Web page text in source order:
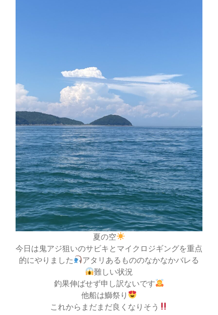
夏の空
今日は鬼アジ狙いのサビキとマイクロジギングを重点
的にやりました
アタリあるもののなかなかバレる
難しい状況
釣果伸ばせず申し訳ないです
他船は鰤祭り
これからまだまだ良くなりそう